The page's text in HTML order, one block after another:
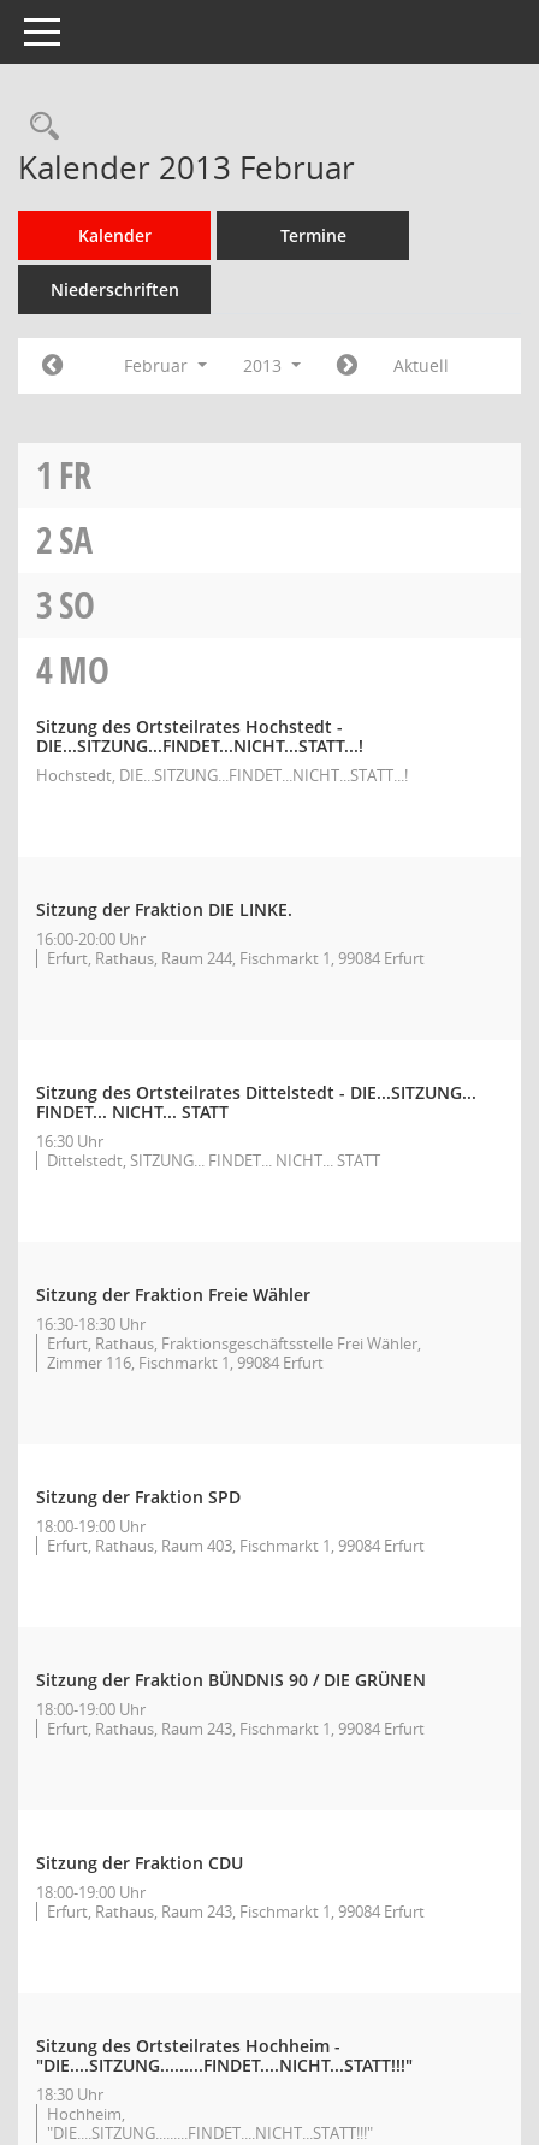
Toggle navigation
Rechercheauswahl
Kalender 2013 Februar
Kalender Termine
Niederschriften
Februar 2013 Aktuell
1 FR
2SA
3SO
4MO
Sitzung des Ortsteilrates Hochstedt -
DIE...SITZUNG...FINDET...NICHT...STATT...!
Hochstedt, DIE...SITZUNG...FINDET...NICHT...STATT...!
Sitzung der Fraktion DIE LINKE.
16:00-20:00 Uhr
Erfurt, Rathaus, Raum 244, Fischmarkt 1, 99084 Erfurt
Sitzung des Ortsteilrates Dittelstedt - DIE...SITZUNG...
FINDET... NICHT... STATT
16:30 Uhr
Dittelstedt, SITZUNG... FINDET... NICHT... STATT
Sitzung der Fraktion Freie Wähler
16:30-18:30 Uhr
Erfurt, Rathaus, Fraktionsgeschäftsstelle Frei Wähler,
Zimmer 116, Fischmarkt 1, 99084 Erfurt
Sitzung der Fraktion SPD
18:00-19:00 Uhr
Erfurt, Rathaus, Raum 403, Fischmarkt 1, 99084 Erfurt
Sitzung der Fraktion BÜNDNIS 90 / DIE GRÜNEN
18:00-19:00 Uhr
Erfurt, Rathaus, Raum 243, Fischmarkt 1, 99084 Erfurt
Sitzung der Fraktion CDU
18:00-19:00 Uhr
Erfurt, Rathaus, Raum 243, Fischmarkt 1, 99084 Erfurt
Sitzung des Ortsteilrates Hochheim -
"DIE....SITZUNG.........FINDET....NICHT...STATT!!!"
18:30 Uhr
Hochheim,
"DIE....SITZUNG.........FINDET....NICHT...STATT!!!"